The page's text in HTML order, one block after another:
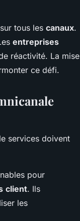
tous les canaux.
entreprises
réactivité. La mise
ce défi.
services doivent
pour
client. Ils
les